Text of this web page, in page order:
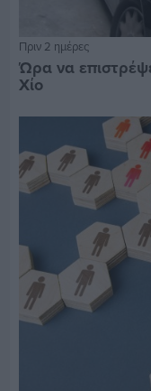
Πριν 2 ημέρες
Ώρα να
Χίο